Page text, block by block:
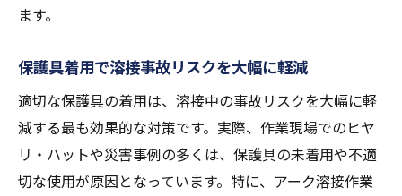
ます。
保護具着用で溶接事故リスクを大幅に軽減
適切な保護具の着用は、溶接中の事故リスクを大幅に軽
減する最も効果的な対策です。実際、作業現場でのヒヤ
リ・ハットや災害事例の多くは、保護具の未着用や不適
切な使用が原因となっています。特に、アーク溶接作業